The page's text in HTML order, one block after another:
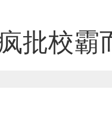
批校霸